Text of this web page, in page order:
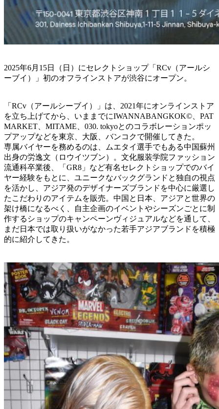
2025年6月15日（日）にセレクトショップ「RCv（アールシ
ーブイ）」初のオフラインストアが渋谷にオープン。
「RCv（アールシーブイ）」は、2021年にオンラインストア
を立ち上げてから、いままでにIWANNABANGKOK©、PAT
MARKET、MITAME、030. tokyoとのコラボレーションポッ
プアップなどを東京、大阪、バンコクで開催してきた。
専属バイヤーを務めるのは、ムエタイ選手でもある中国蘇州
出身の労逸文（ロウイツブン）。文化服装学院ファッション
流通科卒業後、「GR8」など有名セレクトショップでのバイ
ヤー経験をもとに、ユニークなバックグランドと独自の視点
を活かし、アジア発のデザイナーズブランドを中心に厳選し
たこだわりのアイテムを販売。中国と日本、アジアと世界の
架け橋になるべく、自主企画のイベントやシーズンごとに制
作するショップのキャンペーンヴィジュアルなどを通して、
まだ日本では取り扱いがなかった若手アジアブランドを積極
的に紹介してきた。